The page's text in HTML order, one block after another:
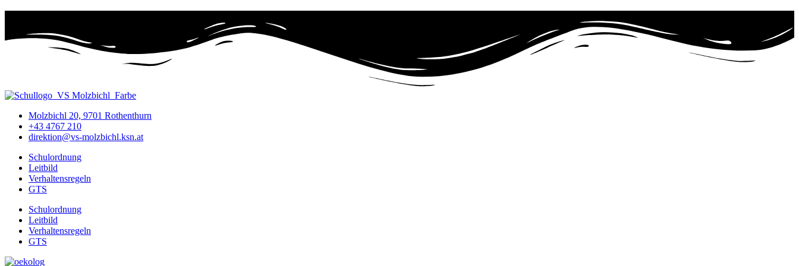
Molzbichl 20, 9701 Rothenthurn
+43 4767 210
direktion@vs-molzbichl.ksn.at
Schulordnung
Leitbild
Verhaltensregeln
GTS
Schulordnung
Leitbild
Verhaltensregeln
GTS